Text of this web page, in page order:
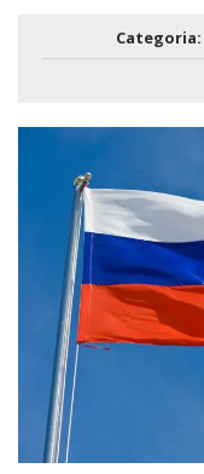
Categoria: